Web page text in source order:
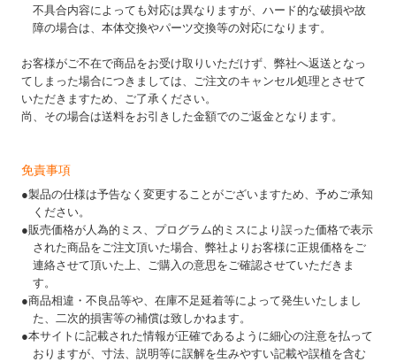
不具合内容によっても対応は異なりますが、ハード的な破損や故
障の場合は、本体交換やパーツ交換等の対応になります。
お客様がご不在で商品をお受け取りいただけず、弊社へ返送となっ
てしまった場合につきましては、ご注文のキャンセル処理とさせて
いただきますため、ご了承ください。
尚、その場合は送料をお引きした金額でのご返金となります。
免責事項
●製品の仕様は予告なく変更することがございますため、予めご承知
ください。
●販売価格が人為的ミス、プログラム的ミスにより誤った価格で表示
された商品をご注文頂いた場合、弊社よりお客様に正規価格をご
連絡させて頂いた上、ご購入の意思をご確認させていただきま
す。
●商品相違・不良品等や、在庫不足延着等によって発生いたしまし
た、二次的損害等の補償は致しかねます。
●本サイトに記載された情報が正確であるように細心の注意を払って
おりますが、寸法、説明等に誤解を生みやすい記載や誤植を含む